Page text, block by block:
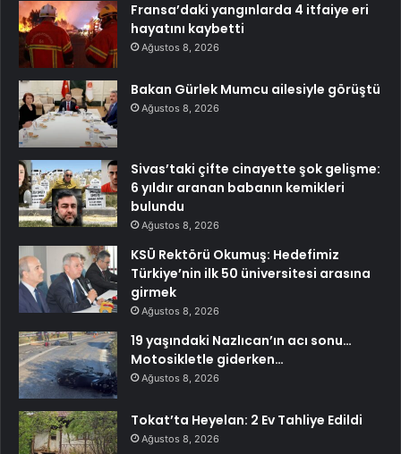
Fransa’daki yangınlarda 4 itfaiye eri
hayatını kaybetti
Ağustos 8, 2026
Bakan Gürlek Mumcu ailesiyle görüştü
Ağustos 8, 2026
Sivas’taki çifte cinayette şok gelişme:
6 yıldır aranan babanın kemikleri
bulundu
Ağustos 8, 2026
KSÜ Rektörü Okumuş: Hedefimiz
Türkiye’nin ilk 50 üniversitesi arasına
girmek
Ağustos 8, 2026
19 yaşındaki Nazlıcan’ın acı sonu…
Motosikletle giderken…
Ağustos 8, 2026
Tokat’ta Heyelan: 2 Ev Tahliye Edildi
Ağustos 8, 2026